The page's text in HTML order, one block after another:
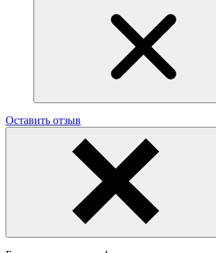
Оставить отзыв